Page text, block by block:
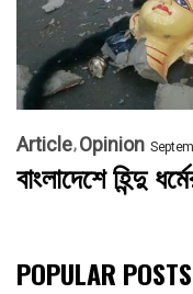
Article Opinion
বাংলাদেশে হিন্দু
POPULAR POSTS